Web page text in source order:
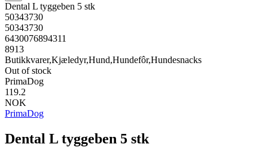
Dental L tyggeben 5 stk
50343730
50343730
6430076894311
8913
Butikkvarer,Kjæledyr,Hund,Hundefôr,Hundesnacks
Out of stock
PrimaDog
119.2
NOK
PrimaDog
Dental L tyggeben 5 stk